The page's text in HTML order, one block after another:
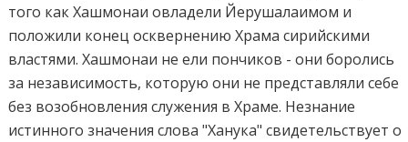
того как Хашмонаи овладели Йерушалаимом и
положили конец осквернению Храма сирийскими
властями. Хашмонаи не ели пончиков - они боролись
за независимость, которую они не представляли себе
без возобновления служения в Храме. Незнание
истинного значения слова "Ханука" свидетельствует о